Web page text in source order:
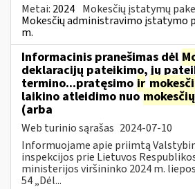
Metai: 2024 Mokesčių įstatymų
Mokesčių administravimo įstatymo
m.
Informacinis pranešimas dėl
deklaracijų pateikimo, jų
termino...pratęsimo ir
laikino atleidimo nuomokesčių
(arba
Web turinio sąrašas 2024-07-10
Informuojame apie priimtą
inspekcijos prie Lietuvos
ministerijos viršininko 2024 m. liepos
54 „Dėl...